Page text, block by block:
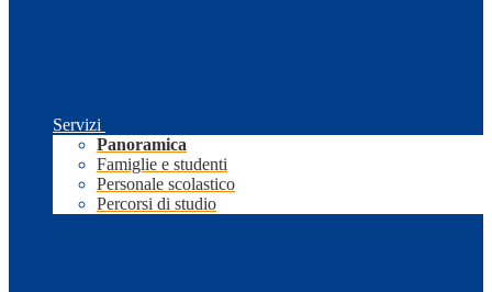
Servizi
Panoramica
Famiglie e studenti
Personale scolastico
Percorsi di studio